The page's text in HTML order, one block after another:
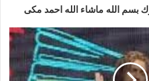
بسم الله ماشاء الله احمد مكى